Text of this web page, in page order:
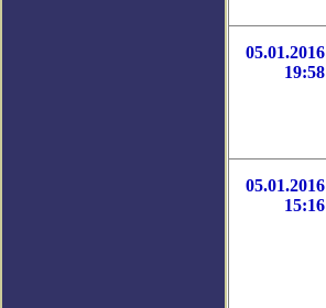
05.01.2016
19:58
05.01.2016
15:16